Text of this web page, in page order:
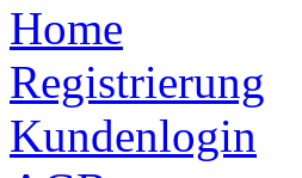
Home
Registrierung
Kundenlogin